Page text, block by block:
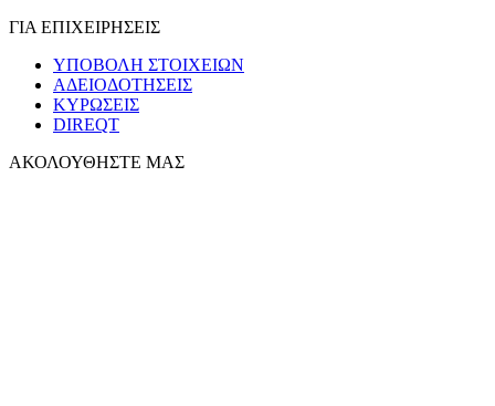
ΓΙΑ ΕΠΙΧΕΙΡΗΣΕΙΣ
ΥΠΟΒΟΛΗ ΣΤΟΙΧΕΙΩΝ
ΑΔΕΙΟΔΟΤΗΣΕΙΣ
ΚΥΡΩΣΕΙΣ
DIREQT
ΑΚΟΛΟΥΘΗΣΤΕ ΜΑΣ